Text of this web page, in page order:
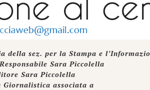
sez. per la Stampa e
Sara Piccolella
Sara Piccolella
Giornalistica associata a